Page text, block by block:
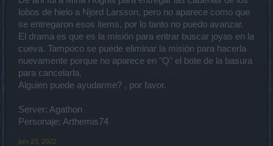
lobos de hielo a Njord Larsson, pero no aparece como que
se entregaron esos items, por lo tanto no puedo avanzar.
El drama es que es la misión para entrar buscar joyas en la
cueva. Tampoco se puede eliminar la misión para hacerla
nuevamente porque no aparece en "Q" el bote de la basura
para cancelarla.
Alguien puede ayudarme? , por favor.
Server: Agathon
Personaje: Arthemis74
Jun 23, 2022